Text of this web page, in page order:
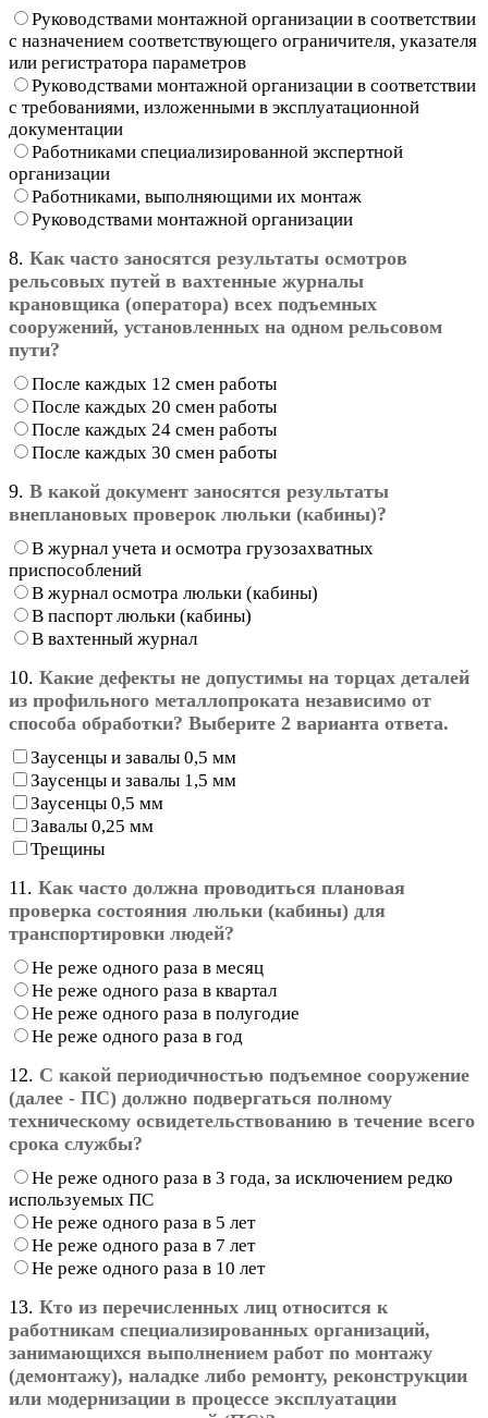
Руководствами монтажной организации в соответствии
с назначением соответствующего ограничителя, указателя
или регистратора параметров
Руководствами монтажной организации в соответствии
с требованиями, изложенными в эксплуатационной
документации
Работниками специализированной экспертной
организации
Работниками, выполняющими их монтаж
Руководствами монтажной организации
8. Как часто заносятся результаты осмотров
рельсовых путей в вахтенные журналы
крановщика (оператора) всех подъемных
сооружений, установленных на одном рельсовом
пути?
После каждых 12 смен работы
После каждых 20 смен работы
После каждых 24 смен работы
После каждых 30 смен работы
9. В какой документ заносятся результаты
внеплановых проверок люльки (кабины)?
В журнал учета и осмотра грузозахватных
приспособлений
В журнал осмотра люльки (кабины)
В паспорт люльки (кабины)
В вахтенный журнал
10. Какие дефекты не допустимы на торцах деталей
из профильного металлопроката независимо от
способа обработки? Выберите 2 варианта ответа.
Заусенцы и завалы 0,5 мм
Заусенцы и завалы 1,5 мм
Заусенцы 0,5 мм
Завалы 0,25 мм
Трещины
11. Как часто должна проводиться плановая
проверка состояния люльки (кабины) для
транспортировки людей?
Не реже одного раза в месяц
Не реже одного раза в квартал
Не реже одного раза в полугодие
Не реже одного раза в год
12. С какой периодичностью подъемное сооружение
(далее - ПС) должно подвергаться полному
техническому освидетельствованию в течение всего
срока службы?
Не реже одного раза в 3 года, за исключением редко
используемых ПС
Не реже одного раза в 5 лет
Не реже одного раза в 7 лет
Не реже одного раза в 10 лет
13. Кто из перечисленных лиц относится к
работникам специализированных организаций,
занимающихся выполнением работ по монтажу
(демонтажу), наладке либо ремонту, реконструкции
или модернизации в процессе эксплуатации